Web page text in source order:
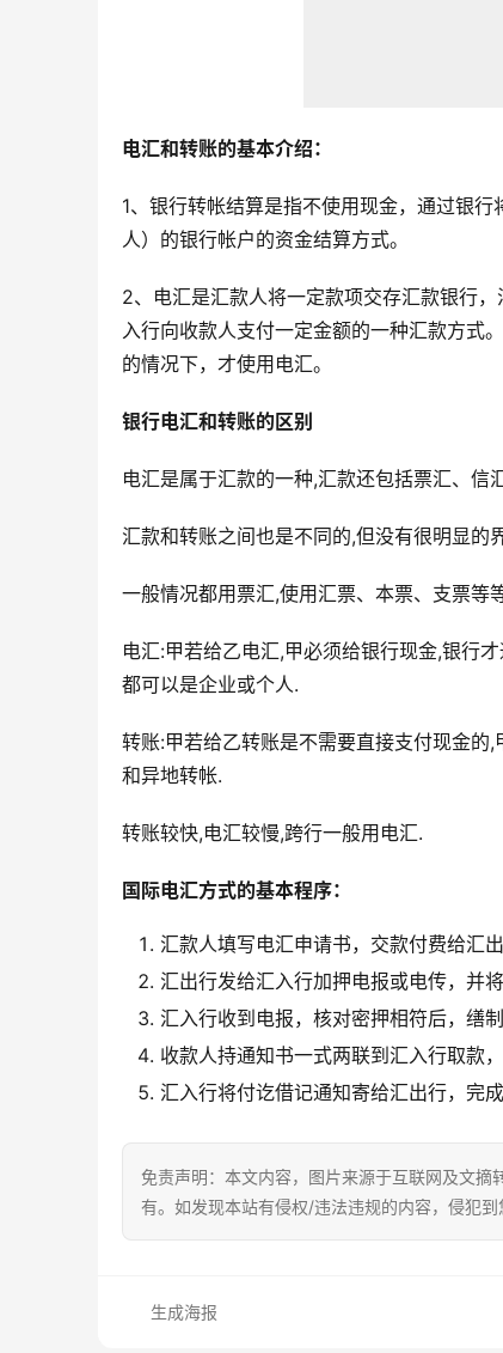
电汇和转账的基本介绍：
1、银行转帐结算是指不使用现金，通过银
人）的银行帐户的资金结算方式。
2、电汇是汇款人将一定款项交存汇款银行
入行向收款人支付一定金额的一种汇款方式
的情况下，才使用电汇。
银行电汇和转账的区别
电汇是属于汇款的一种,汇款还包括票汇、信
汇款和转账之间也是不同的,但没有很明显的
一般情况都用票汇,使用汇票、本票、支票等
电汇:甲若给乙电汇,甲必须给银行现金,银行
都可以是企业或个人.
转账:甲若给乙转账是不需要直接支付现金的
和异地转帐.
转账较快,电汇较慢,跨行一般用电汇.
国际电汇方式的基本程序：
汇款人填写电汇申请书，交款付费给汇
汇出行发给汇入行加押电报或电传，并
汇入行收到电报，核对密押相符后，缮
收款人持通知书一式两联到汇入行取款
汇入行将付讫借记通知寄给汇出行，完成
免责声明：本文内容，图片来源于互联网及文
有。如发现本站有侵权/违法违规的内容，侵犯
生成海报